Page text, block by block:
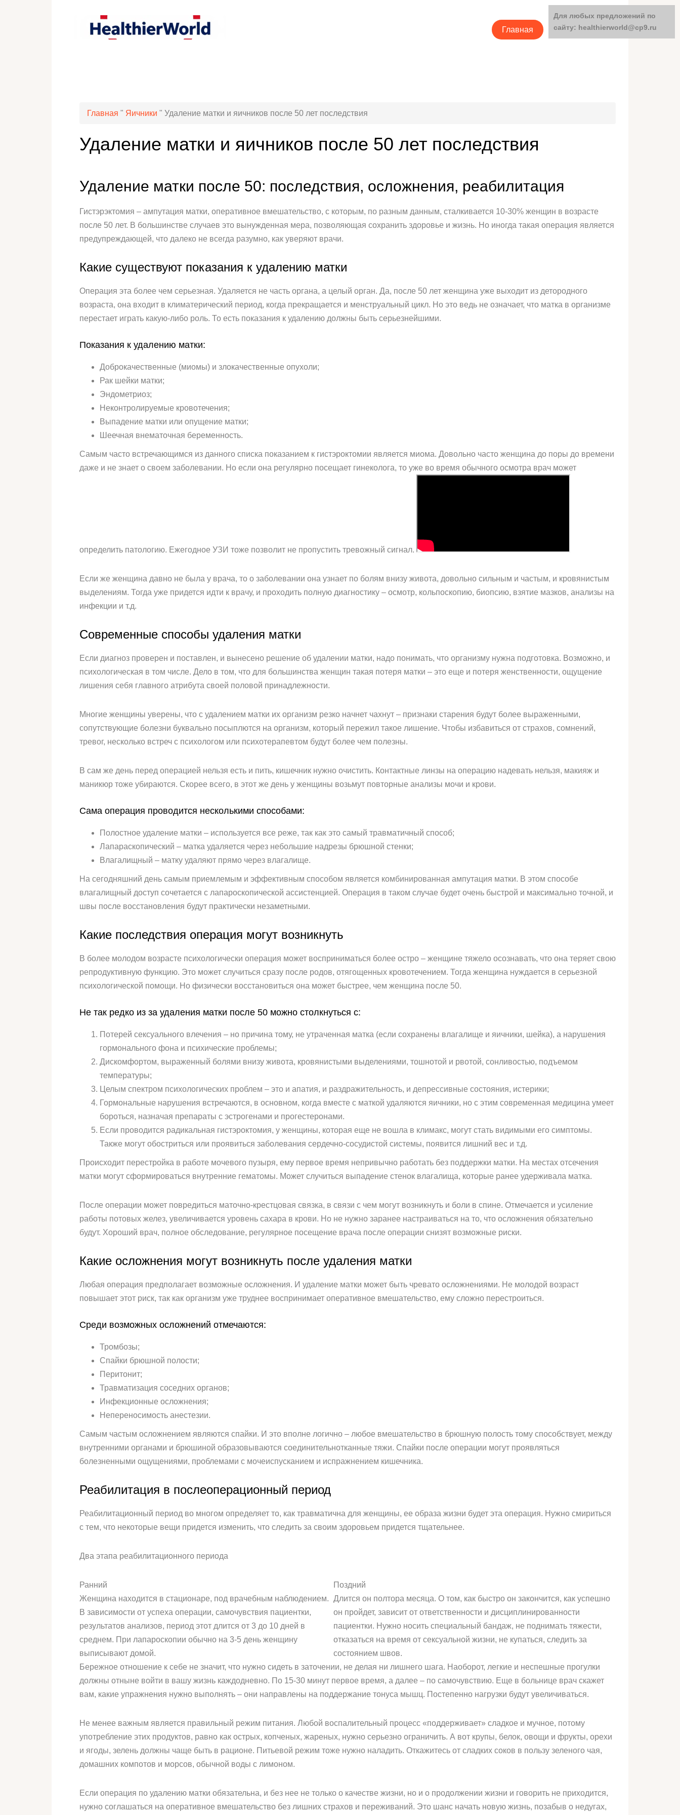
Главная Категории
Главная " Яичники " Удаление матки и яичников после 50 лет последствия
Удаление матки и яичников после 50 лет последствия
Удаление матки после 50: последствия, осложнения, реабилитация
Гистэрэктомия – ампутация матки, оперативное вмешательство, с которым, по разным данным, сталкивается 10-30% женщин в возрасте
после 50 лет. В большинстве случаев это вынужденная мера, позволяющая сохранить здоровье и жизнь. Но иногда такая операция является
предупреждающей, что далеко не всегда разумно, как уверяют врачи.
Какие существуют показания к удалению матки
Операция эта более чем серьезная. Удаляется не часть органа, а целый орган. Да, после 50 лет женщина уже выходит из детородного
возраста, она входит в климатерический период, когда прекращается и менструальный цикл. Но это ведь не означает, что матка в организме
перестает играть какую-либо роль. То есть показания к удалению должны быть серьезнейшими.
Показания к удалению матки:
Доброкачественные (миомы) и злокачественные опухоли;
Рак шейки матки;
Эндометриоз;
Неконтролируемые кровотечения;
Выпадение матки или опущение матки;
Шеечная внематочная беременность.
Самым часто встречающимся из данного списка показанием к гистэроктомии является миома. Довольно часто женщина до поры до времени
даже и не знает о своем заболевании. Но если она регулярно посещает гинеколога, то уже во время обычного осмотра врач может
определить патологию. Ежегодное УЗИ тоже позволит не пропустить тревожный сигнал.
Если же женщина давно не была у врача, то о заболевании она узнает по болям внизу живота, довольно сильным и частым, и кровянистым
выделениям. Тогда уже придется идти к врачу, и проходить полную диагностику – осмотр, кольпоскопию, биопсию, взятие мазков, анализы на
инфекции и т.д.
Современные способы удаления матки
Если диагноз проверен и поставлен, и вынесено решение об удалении матки, надо понимать, что организму нужна подготовка. Возможно, и
психологическая в том числе. Дело в том, что для большинства женщин такая потеря матки – это еще и потеря женственности, ощущение
лишения себя главного атрибута своей половой принадлежности.
Многие женщины уверены, что с удалением матки их организм резко начнет чахнут – признаки старения будут более выраженными,
сопутствующие болезни буквально посыплются на организм, который пережил такое лишение. Чтобы избавиться от страхов, сомнений,
тревог, несколько встреч с психологом или психотерапевтом будут более чем полезны.
В сам же день перед операцией нельзя есть и пить, кишечник нужно очистить. Контактные линзы на операцию надевать нельзя, макияж и
маникюр тоже убираются. Скорее всего, в этот же день у женщины возьмут повторные анализы мочи и крови.
Сама операция проводится несколькими способами:
Полостное удаление матки – используется все реже, так как это самый травматичный способ;
Лапараскопический – матка удаляется через небольшие надрезы брюшной стенки;
Влагалищный – матку удаляют прямо через влагалище.
На сегодняшний день самым приемлемым и эффективным способом является комбинированная ампутация матки. В этом способе
влагалищный доступ сочетается с лапароскопической ассистенцией. Операция в таком случае будет очень быстрой и максимально точной, и
швы после восстановления будут практически незаметными.
Какие последствия операция могут возникнуть
В более молодом возрасте психологически операция может восприниматься более остро – женщине тяжело осознавать, что она теряет свою
репродуктивную функцию. Это может случиться сразу после родов, отягощенных кровотечением. Тогда женщина нуждается в серьезной
психологической помощи. Но физически восстановиться она может быстрее, чем женщина после 50.
Не так редко из за удаления матки после 50 можно столкнуться с:
Потерей сексуального влечения – но причина тому, не утраченная матка (если сохранены влагалище и яичники, шейка), а нарушения
гормонального фона и психические проблемы;
Дискомфортом, выраженный болями внизу живота, кровянистыми выделениями, тошнотой и рвотой, сонливостью, подъемом
температуры;
Целым спектром психологических проблем – это и апатия, и раздражительность, и депрессивные состояния, истерики;
Гормональные нарушения встречаются, в основном, когда вместе с маткой удаляются яичники, но с этим современная медицина умеет
бороться, назначая препараты с эстрогенами и прогестеронами.
Если проводится радикальная гистэроктомия, у женщины, которая еще не вошла в климакс, могут стать видимыми его симптомы.
Также могут обостриться или проявиться заболевания сердечно-сосудистой системы, появится лишний вес и т.д.
Происходит перестройка в работе мочевого пузыря, ему первое время непривычно работать без поддержки матки. На местах отсечения
матки могут сформироваться внутренние гематомы. Может случиться выпадение стенок влагалища, которые ранее удерживала матка.
После операции может повредиться маточно-крестцовая связка, в связи с чем могут возникнуть и боли в спине. Отмечается и усиление
работы потовых желез, увеличивается уровень сахара в крови. Но не нужно заранее настраиваться на то, что осложнения обязательно
будут. Хороший врач, полное обследование, регулярное посещение врача после операции снизят возможные риски.
Какие осложнения могут возникнуть после удаления матки
Любая операция предполагает возможные осложнения. И удаление матки может быть чревато осложнениями. Не молодой возраст
повышает этот риск, так как организм уже труднее воспринимает оперативное вмешательство, ему сложно перестроиться.
Среди возможных осложнений отмечаются:
Тромбозы;
Спайки брюшной полости;
Перитонит;
Травматизация соседних органов;
Инфекционные осложнения;
Непереносимость анестезии.
Самым частым осложнением являются спайки. И это вполне логично – любое вмешательство в брюшную полость тому способствует, между
внутренними органами и брюшиной образовываются соединительнотканные тяжи. Спайки после операции могут проявляться
болезненными ощущениями, проблемами с мочеиспусканием и испражнением кишечника.
Реабилитация в послеоперационный период
Реабилитационный период во многом определяет то, как травматична для женщины, ее образа жизни будет эта операция. Нужно смириться
с тем, что некоторые вещи придется изменить, что следить за своим здоровьем придется тщательнее.
Два этапа реабилитационного периода
Ранний
Поздний
Женщина находится в стационаре, под врачебным наблюдением.
В зависимости от успеха операции, самочувствия пациентки,
результатов анализов, период этот длится от 3 до 10 дней в
среднем. При лапароскопии обычно на 3-5 день женщину
выписывают домой.
Длится он полтора месяца. О том, как быстро он закончится, как успешно
он пройдет, зависит от ответственности и дисциплинированности
пациентки. Нужно носить специальный бандаж, не поднимать тяжести,
отказаться на время от сексуальной жизни, не купаться, следить за
состоянием швов.
Бережное отношение к себе не значит, что нужно сидеть в заточении, не делая ни лишнего шага. Наоборот, легкие и неспешные прогулки
должны отныне войти в вашу жизнь каждодневно. По 15-30 минут первое время, а далее – по самочувствию. Еще в больнице врач скажет
вам, какие упражнения нужно выполнять – они направлены на поддержание тонуса мышц. Постепенно нагрузки будут увеличиваться.
Не менее важным является правильный режим питания. Любой воспалительный процесс «поддерживает» сладкое и мучное, потому
употребление этих продуктов, равно как острых, копченых, жареных, нужно серьезно ограничить. А вот крупы, белок, овощи и фрукты, орехи
и ягоды, зелень должны чаще быть в рационе. Питьевой режим тоже нужно наладить. Откажитесь от сладких соков в пользу зеленого чая,
домашних компотов и морсов, обычной воды с лимоном.
Если операция по удалению матки обязательна, и без нее не только о качестве жизни, но и о продолжении жизни и говорить не приходится,
нужно соглашаться на оперативное вмешательство без лишних страхов и переживаний. Это шанс начать новую жизнь, позабыв о недугах,
Для любых предложений по
сайту: healthierworld@cp9.ru